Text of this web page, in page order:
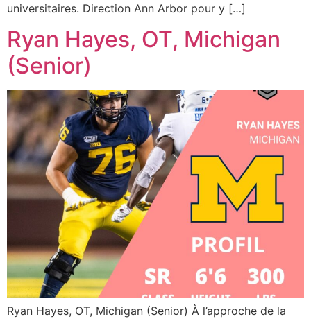
universitaires. Direction Ann Arbor pour y […]
Ryan Hayes, OT, Michigan
(Senior)
Ryan Hayes, OT, Michigan (Senior) À l’approche de la